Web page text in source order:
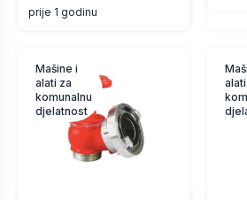
prije 1 godinu
Mašine i
alati za
komunalnu
djelatnost